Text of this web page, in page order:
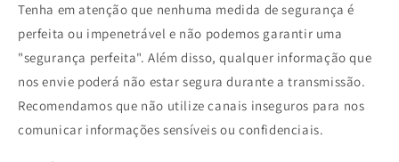
Tenha em atenção que nenhuma medida de segurança é
perfeita ou impenetrável e não podemos garantir uma
"segurança perfeita". Além disso, qualquer informação que
nos envie poderá não estar segura durante a transmissão.
Recomendamos que não utilize canais inseguros para nos
comunicar informações sensíveis ou confidenciais.